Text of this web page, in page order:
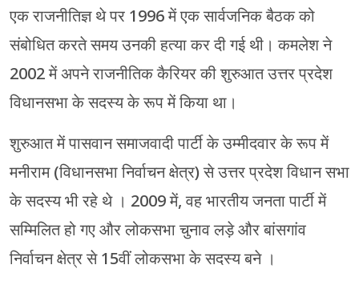
एक राजनीतिज्ञ थे पर 1996 में एक सार्वजनिक बैठक को
संबोधित करते समय उनकी हत्या कर दी गई थी। कमलेश ने
2002 में अपने राजनीतिक कैरियर की शुरुआत उत्तर प्रदेश
विधानसभा के सदस्य के रूप में किया था।
शुरुआत में पासवान समाजवादी पार्टी के उम्मीदवार के रूप में
मनीराम (विधानसभा निर्वाचन क्षेत्र) से उत्तर प्रदेश विधान सभा
के सदस्य भी रहे थे । 2009 में, वह भारतीय जनता पार्टी में
सम्मिलित हो गए और लोकसभा चुनाव लड़े और बांसगांव
निर्वाचन क्षेत्र से 15वीं लोकसभा के सदस्य बने ।